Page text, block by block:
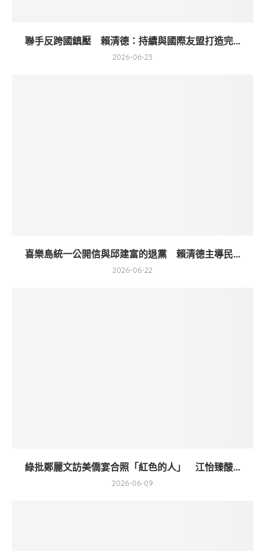
聯手反跨國鎮壓 賴清德：持續與國際友盟打造完...
2026-06-23
喜樂島統一公開信與邱建富的退黨 賴清德主導民...
2026-06-22
綠批鄭麗文訪美僑宴合照「紅色的人」 江怡臻酸...
2026-06-09